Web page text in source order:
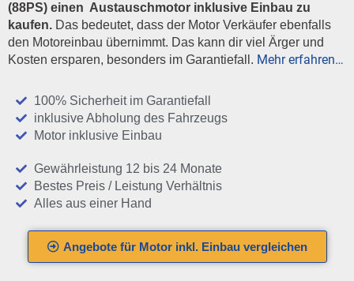
(88PS) einen Austauschmotor inklusive Einbau zu
kaufen. Das bedeutet, dass der Motor Verkäufer ebenfalls
den Motoreinbau übernimmt. Das kann dir viel Ärger und
Kosten ersparen, besonders im Garantiefall. Mehr erfahren…
100% Sicherheit im Garantiefall
inklusive Abholung des Fahrzeugs
Motor inklusive Einbau
Gewährleistung 12 bis 24 Monate
Bestes Preis / Leistung Verhältnis
Alles aus einer Hand
Angebote für Motor inkl. Einbau vergleichen